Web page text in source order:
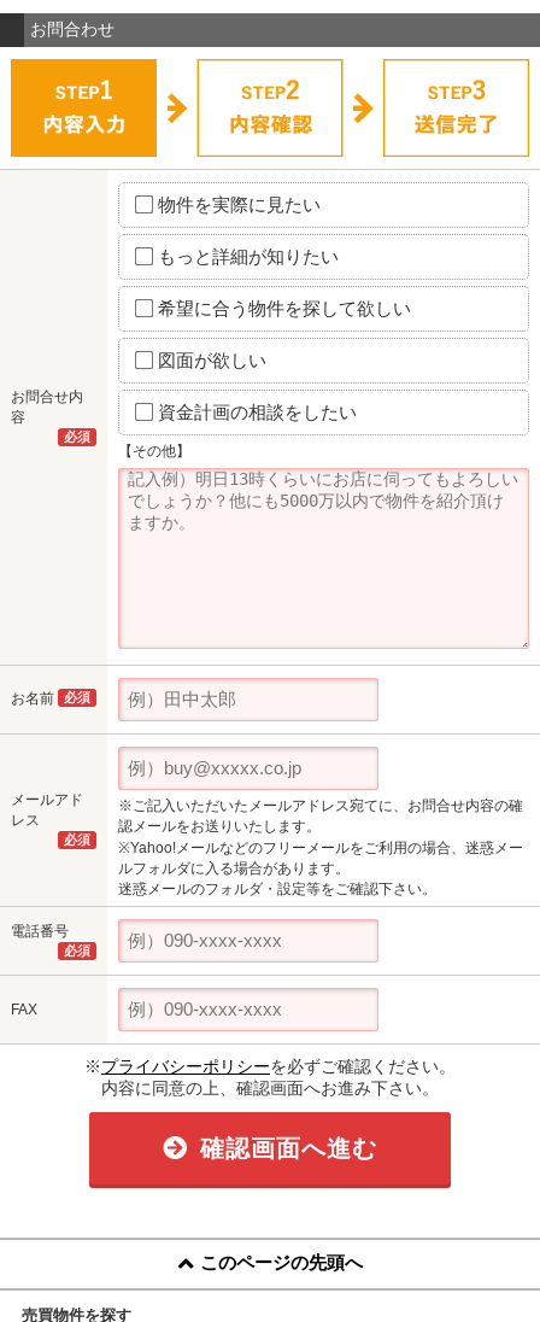
お問合わせ
お問合せ内
容
必須
物件を実際に見たい
もっと詳細が知りたい
希望に合う物件を探して欲しい
図面が欲しい
資金計画の相談をしたい
【その他】
お名前 必須
メールアド
レス
必須
※ご記入いただいたメールアドレス宛てに、お問合せ内容の確
認メールをお送りいたします。
※Yahoo!メールなどのフリーメールをご利用の場合、迷惑メー
ルフォルダに入る場合があります。
迷惑メールのフォルダ・設定等をご確認下さい。
電話番号
必須
FAX
※プライバシーポリシーを必ずご確認ください。
内容に同意の上、確認画面へお進み下さい。
確認画面へ進む
このページの先頭へ
売買物件を探す